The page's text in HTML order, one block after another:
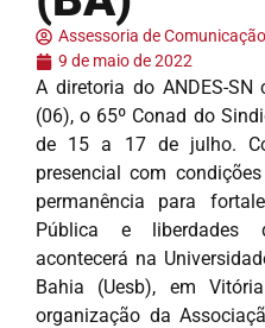
Assessoria de
9 de maio de 2022
A diretoria do ANDES-SN
(06), o 65º Conad do
de 15 a 17 de julho.
presencial com
permanência para
Pública e liberdades
acontecerá na
Bahia (Uesb), em
organização da